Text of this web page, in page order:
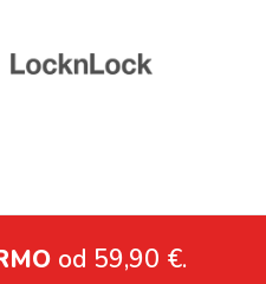
od 59,90 €.